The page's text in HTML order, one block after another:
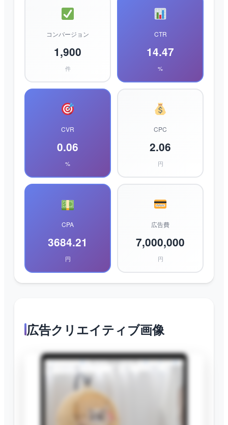
コンバージョン
1,900
件
CTR
14.47
%
CVR
0.06
%
CPC
2.06
円
CPA
3684.21
円
広告費
7,000,000
円
広告クリエイティブ画像